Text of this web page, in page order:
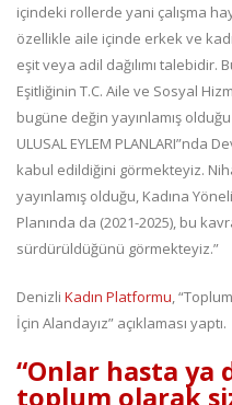
içindeki rollerde yani çalışma
özellikle aile içinde erkek ve
eşit veya adil dağılımı talebidir.
Eşitliğinin T.C. Aile ve Sosyal
bugüne değin yayınlamış olduğu
ULUSAL EYLEM PLANLARI”nda
kabul edildiğini görmekteyiz.
yayınlamış olduğu, Kadına
Planında da (2021-2025), bu
sürdürüldüğünü görmekteyiz.”
Denizli Kadın Platformu,
İçin Alandayız” açıklaması yaptı.
“Onlar hasta ya
toplum olarak